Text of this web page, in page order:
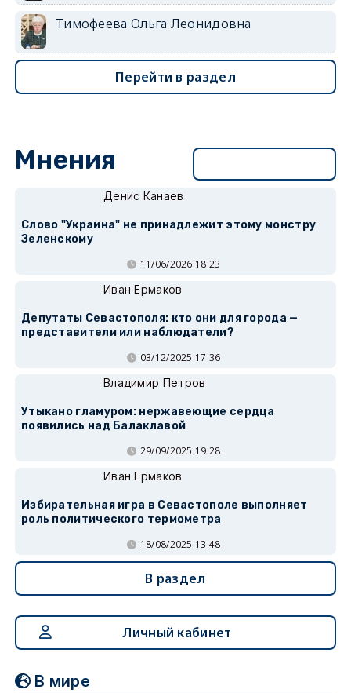
Тимофеева Ольга Леонидовна
Перейти в раздел
Мнения
Денис Канаев
Слово "Украина" не принадлежит этому монстру
Зеленскому
11/06/2026 18:23
Иван Ермаков
Депутаты Севастополя: кто они для города —
представители или наблюдатели?
03/12/2025 17:36
Владимир Петров
Утыкано гламуром: нержавеющие сердца
появились над Балаклавой
29/09/2025 19:28
Иван Ермаков
Избирательная игра в Севастополе выполняет
роль политического термометра
18/08/2025 13:48
В раздел
Личный кабинет
В мире